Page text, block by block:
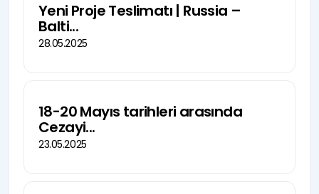
Yeni Proje Teslimatı | Russia –
Balti...
28.05.2025
18-20 Mayıs tarihleri arasında
Cezayi...
23.05.2025